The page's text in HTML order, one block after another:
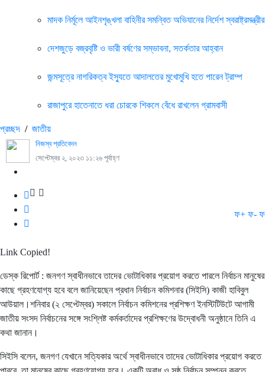
মাদক নির্মূলে আইনশৃঙ্খলা বাহিনীর সমন্বিত অভিযানের নির্দেশ স্বরাষ্ট্রমন্ত্রীর
দেশজুড়ে বজ্রবৃষ্টি ও ভারী বর্ষণের সম্ভাবনা, সতর্কতার আহ্বান
জন্মসূত্রে নাগরিকত্ব ইস্যুতে আদালতের মুখোমুখি হতে পারেন ট্রাম্প
রাজাপুরে হাতেনাতে ধরা চোরকে শিকলে বেঁধে রাখলেন গ্রামবাসী
প্রচ্ছদ / জাতীয়
নিজস্ব প্রতিবেদন
সেপ্টেম্বর ২, ২০২৩ ১১:২৬ পূর্বাহ্ণ
ফ+ ফ- ফ
Link Copied!
ডেস্ক রিপোর্ট : জনগণ স্বাধীনভাবে তাদের ভোটাধিকার প্রয়োগ করতে পারলে নির্বাচন মানুষের
কাছে গ্রহণযোগ্য হবে বলে জানিয়েছেন প্রধান নির্বাচন কমিশনার (সিইসি) কাজী হাবিবুল
আউয়াল।শনিবার (২ সেপ্টেম্বর) সকালে নির্বাচন কমিশনের প্রশিক্ষণ ইনস্টিটিউটে আগামী
জাতীয় সংসদ নির্বাচনের সঙ্গে সংশ্লিষ্ট কর্মকর্তাদের প্রশিক্ষণের উদ্বোধনী অনুষ্ঠানে তিনি এ
কথা জানান।
সিইসি বলেন, জনগণ যেখানে সত্যিকার অর্থে স্বাধীনভাবে তাদের ভোটাধিকার প্রয়োগ করতে